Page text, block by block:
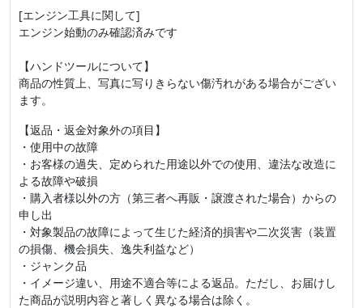
[エンジン工具に関して]
エンジン始動のみ確認済みです
【ハンドツールについて】
商品の性質上、写真に写りきらない傷汚れがある場合がござい
ます。
【返品・返金対象外の項目】
・使用中の故障
・お客様の過失、定められた用途以外での使用、違法な改造に
よる故障や破損
・購入者様以外の方（第三者へ再販・譲渡された場合）からの
申し出
・対象製品の故障によって生じた経済的損害や二次災害（装置
の損傷、機会損失、逸失利益など）
・ジャンク品
・イメージ違い、用途不適合等による返品。ただし、お届けし
た商品が説明内容と著しく異なる場合は除く。